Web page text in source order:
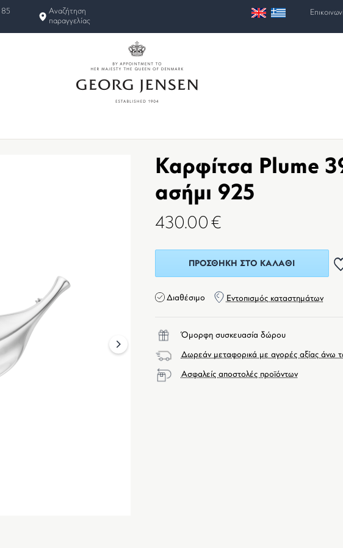
85
Αναζήτηση
παραγγελίας
next
Καρφίτσα Plume
ασήμι 925
430.00 €
ΠΡΟΣΘΉΚΗ ΣΤΟ ΚΑΛΆΘΙ
Διαθέσιμο Εντοπισμός καταστημάτων
Όμορφη συσκευασία δώρου
Δωρεάν μεταφορικά με αγορές αξίας άνω
Ασφαλείς αποστολές προϊόντων